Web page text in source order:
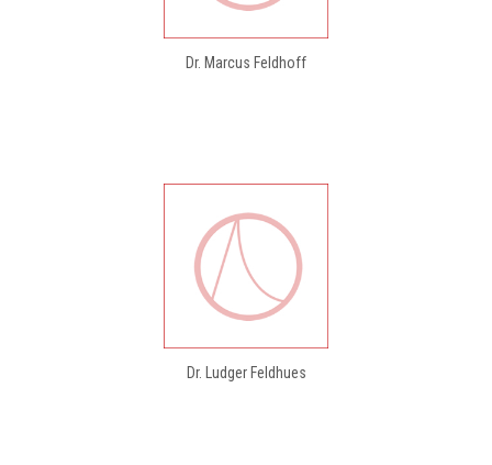
Dr. Marcus Feldhoff
Dr. Ludger Feldhues